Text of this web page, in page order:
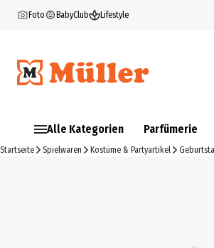
Foto BabyClub Lifestyle
Alle Kategorien Parfümerie
Startseite Spielwaren Kostüme & Partyartikel